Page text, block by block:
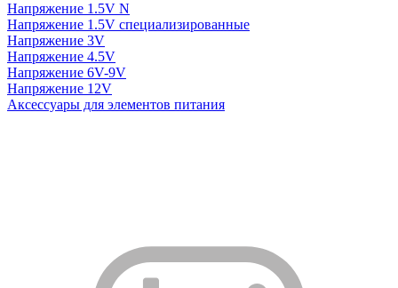
Напряжение 1.5V N
Напряжение 1.5V специализированные
Напряжение 3V
Напряжение 4.5V
Напряжение 6V-9V
Напряжение 12V
Аксессуары для элементов питания